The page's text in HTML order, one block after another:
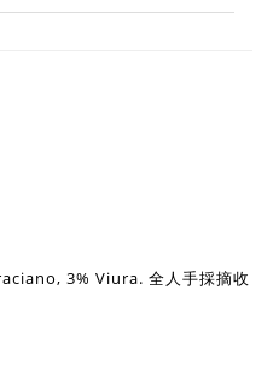
3% Viura. 全人手採摘收